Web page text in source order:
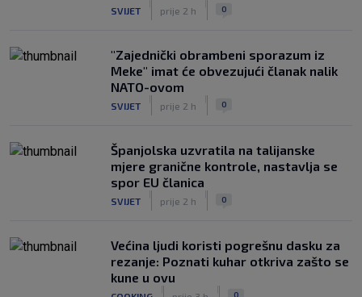
SVIJET prije 2 h 0
"Zajednički obrambeni sporazum iz
Meke" imat će obvezujući članak nalik
NATO-ovom
SVIJET prije 2 h 0
Španjolska uzvratila na talijanske
mjere granične kontrole, nastavlja se
spor EU članica
SVIJET prije 2 h 0
Većina ljudi koristi pogrešnu dasku za
rezanje: Poznati kuhar otkriva zašto se
kune u ovu
0